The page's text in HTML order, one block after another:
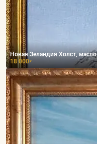
Новая Зеландия Холст, масло
18 000₽